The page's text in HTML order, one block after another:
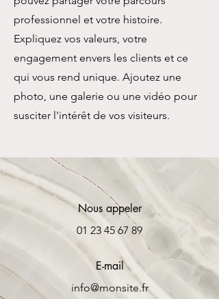
professionnel et votre histoire.
Expliquez vos valeurs, votre
engagement envers les clients et ce
qui vous rend unique. Ajoutez une
photo, une galerie ou une vidéo pour
susciter l'intérêt de vos visiteurs.
Nous appeler
01 23 45 67 89
E-mail
info@monsite.fr